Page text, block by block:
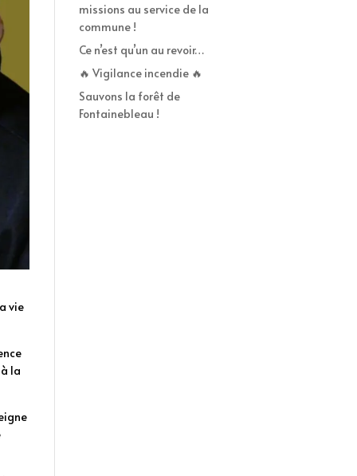
vie
la
missions au service de la
commune !
Ce n’est qu’un au revoir…
🔥 Vigilance incendie 🔥
Sauvons la forêt de
Fontainebleau !